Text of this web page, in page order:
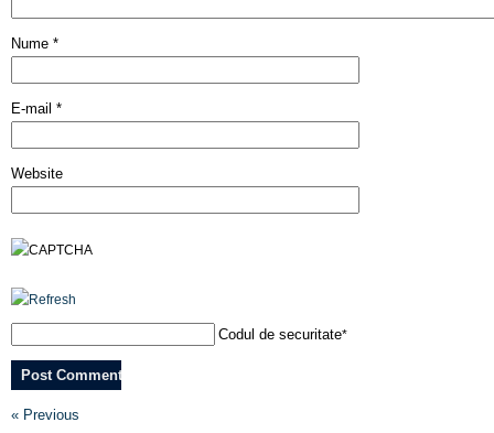
Nume *
E-mail *
Website
Codul de securitate*
« Previous